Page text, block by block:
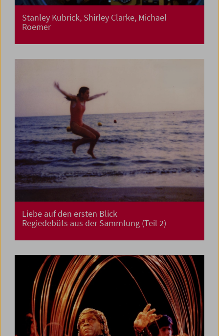
Stanley Kubrick, Shirley Clarke, Michael
Roemer
Liebe auf den ersten Blick
Regiedebüts aus der Sammlung (Teil 2)